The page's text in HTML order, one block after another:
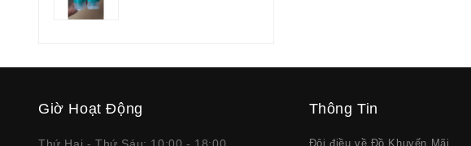
Giờ Hoạt Động Thông Tin
Đôi điều về Đồ Khuyến Mãi